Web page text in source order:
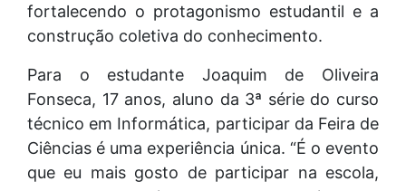
fortalecendo o protagonismo estudantil e a
construção coletiva do conhecimento.
Para o estudante Joaquim de Oliveira
Fonseca, 17 anos, aluno da 3ª série do curso
técnico em Informática, participar da Feira de
Ciências é uma experiência única. “É o evento
que eu mais gosto de participar na escola,